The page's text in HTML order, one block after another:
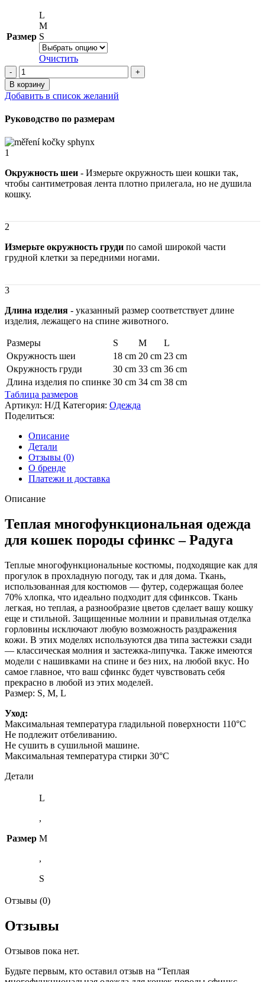
Размер
L
M
S
Очистить
Количество
товара
Теплая
многофункциональная
для
породы
Радуга
В корзину
Добавить в список желаний
Руководство по размерам
1
Окружность шеи - Измерьте окружность шеи кошки так,
чтобы сантиметровая лента плотно прилегала, но не душила
кошку.
2
Измерьте окружность груди по самой широкой части
грудной клетки за передними ногами.
3
Длина изделия - указанный размер соответствует длине
изделия, лежащего на спине животного.
Размеры S M
L
Окружность шеи
18 cm 20 cm 23 cm
Окружность груди
30 cm 33 cm 36 cm
Длина изделия по спинке 30 cm 34 cm 38 cm
Таблица размеров
Артикул: Н/Д Категория: Одежда
Поделиться:
Описание
Детали
Отзывы (0)
О бренде
Платежи и доставка
Описание
Теплая многофункциональная одежда
для кошек породы сфинкс – Радуга
Теплые многофункциональные костюмы, подходящие как для
прогулок в прохладную погоду, так и для дома. Ткань,
использованная для костюмов — футер, содержащая более
70% хлопка, что идеально подходит для сфинксов. Ткань
легкая, но теплая, а разнообразие цветов сделает вашу кошку
еще и стильной. Защищенные молнии и правильная отделка
горловины исключают любую возможность раздражения
кожи. В этих моделях используются два типа застежки сзади
— классическая молния и застежка-липучка. Также имеются
модели с нашивками на спине и без них, на любой вкус. Но
самое главное, что ваш сфинкс будет чувствовать себя
прекрасно в любой из этих моделей.
Размер: S, M, L
Уход:
Максимальная температура гладильной поверхности 110°C
Не подлежит отбеливанию.
Не сушить в сушильной машине.
Максимальная температура стирки 30°C
Детали
Размер
L
,
M
,
S
Отзывы (0)
Отзывы
Отзывов пока нет.
Будьте первым, кто оставил отзыв на “Теплая